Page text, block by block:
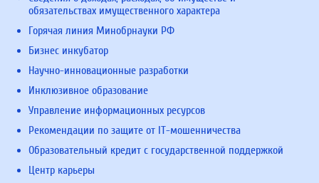
обязательствах имущественного характера
Горячая линия Минобрнауки РФ
Бизнес инкубатор
Научно-инновационные разработки
Инклюзивное образование
Управление информационных ресурсов
Рекомендации по защите от IT-мошенничества
Образовательный кредит с государственной поддержкой
Центр карьеры